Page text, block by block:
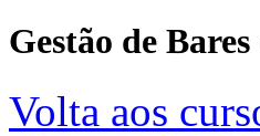
Gestão de
Volta aos